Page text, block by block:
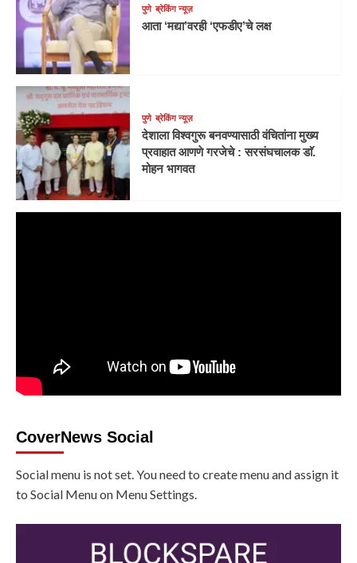
पुणे ब्रेकिंग न्यूज़
आता ‘मद्या’वरही ‘एफडीए’चे लक्ष
पुणे ब्रेकिंग न्यूज़
देशाला विश्वगुरू बनवण्यासाठी वंचितांना मुख्य
प्रवाहात आणणे गरजेचे : सरसंघचालक डाॅ.
मोहन भागवत
CoverNews Social
Social menu is not set. You need to create menu and assign it
to Social Menu on Menu Settings.